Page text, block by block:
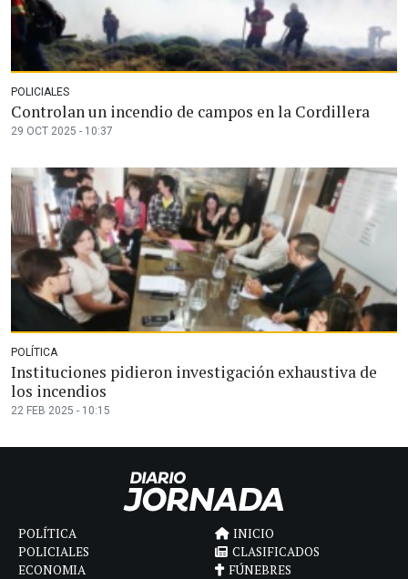
POLICIALES
Controlan un incendio de campos en la Cordillera
29 OCT 2025 - 10:37
POLÍTICA
Instituciones pidieron investigación exhaustiva de
los incendios
22 FEB 2025 - 10:15
POLÍTICA
POLICIALES
ECONOMIA
INICIO
CLASIFICADOS
FÚNEBRES